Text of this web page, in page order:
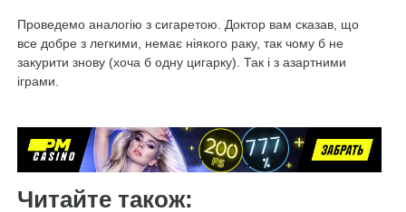
Проведемо аналогію з сигаретою. Доктор вам сказав, що
все добре з легкими, немає ніякого раку, так чому б не
закурити знову (хоча б одну цигарку). Так і з азартними
іграми.
Читайте також: